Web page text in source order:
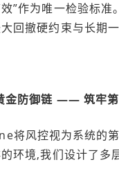
”作为唯一检验标
回撤硬约束与长期
金防御链 —— 筑牢
将风控视为系统的
环境,我们设计了多